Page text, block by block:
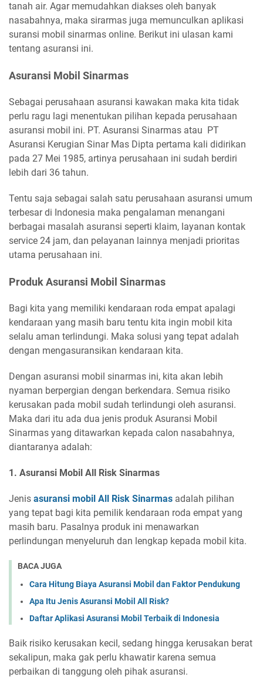
tanah air. Agar memudahkan diakses oleh banyak
nasabahnya, maka sirarmas juga memunculkan aplikasi
suransi mobil sinarmas online. Berikut ini ulasan kami
tentang asuransi ini.
Asuransi Mobil Sinarmas
Sebagai perusahaan asuransi kawakan maka kita tidak
perlu ragu lagi menentukan pilihan kepada perusahaan
asuransi mobil ini. PT. Asuransi Sinarmas atau PT
Asuransi Kerugian Sinar Mas Dipta pertama kali didirikan
pada 27 Mei 1985, artinya perusahaan ini sudah berdiri
lebih dari 36 tahun.
Tentu saja sebagai salah satu perusahaan asuransi umum
terbesar di Indonesia maka pengalaman menangani
berbagai masalah asuransi seperti klaim, layanan kontak
service 24 jam, dan pelayanan lainnya menjadi prioritas
utama perusahaan ini.
Produk Asuransi Mobil Sinarmas
Bagi kita yang memiliki kendaraan roda empat apalagi
kendaraan yang masih baru tentu kita ingin mobil kita
selalu aman terlindungi. Maka solusi yang tepat adalah
dengan mengasuransikan kendaraan kita.
Dengan asuransi mobil sinarmas ini, kita akan lebih
nyaman berpergian dengan berkendara. Semua risiko
kerusakan pada mobil sudah terlindungi oleh asuransi.
Maka dari itu ada dua jenis produk Asuransi Mobil
Sinarmas yang ditawarkan kepada calon nasabahnya,
diantaranya adalah:
1. Asuransi Mobil All Risk Sinarmas
Jenis asuransi mobil All Risk Sinarmas adalah pilihan
yang tepat bagi kita pemilik kendaraan roda empat yang
masih baru. Pasalnya produk ini menawarkan
perlindungan menyeluruh dan lengkap kepada mobil kita.
BACA JUGA
Cara Hitung Biaya Asuransi Mobil dan Faktor Pendukung
Apa Itu Jenis Asuransi Mobil All Risk?
Daftar Aplikasi Asuransi Mobil Terbaik di Indonesia
Baik risiko kerusakan kecil, sedang hingga kerusakan berat
sekalipun, maka gak perlu khawatir karena semua
perbaikan di tanggung oleh pihak asuransi.